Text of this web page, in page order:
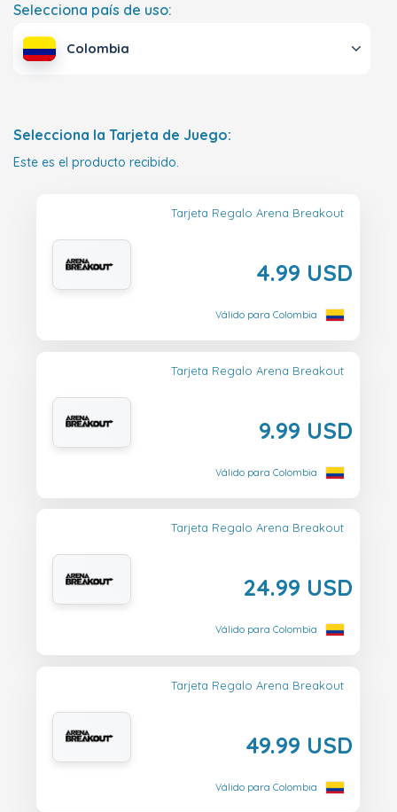
Selecciona país de uso:
Colombia
Selecciona la Tarjeta de Juego:
Este es el producto recibido.
Tarjeta Regalo Arena Breakout
4.99 USD
Válido para Colombia
Tarjeta Regalo Arena Breakout
9.99 USD
Válido para Colombia
Tarjeta Regalo Arena Breakout
24.99 USD
Válido para Colombia
Tarjeta Regalo Arena Breakout
49.99 USD
Válido para Colombia